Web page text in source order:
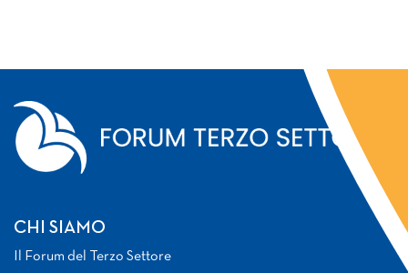
CHI SIAMO
Il Forum del Terzo Settore